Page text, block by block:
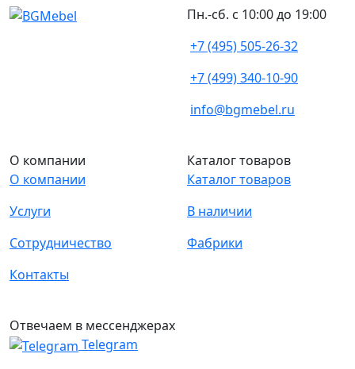
Пн.-сб. с 10:00 до 19:00
+7 (495) 505-26-32
+7 (499) 340-10-90
info@bgmebel.ru
О компании
О компании
Услуги
Сотрудничество
Контакты
Каталог товаров
Каталог товаров
В наличии
Фабрики
Отвечаем в мессенджерах
Telegram